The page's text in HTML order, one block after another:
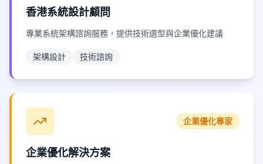
香港系統設計顧問
專業系統架構諮詢服務，提供技術選型與企業優化建議
架構設計 技術諮詢
企業優化專家
企業優化解決方案